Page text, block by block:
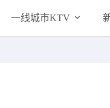
一线城市KTV